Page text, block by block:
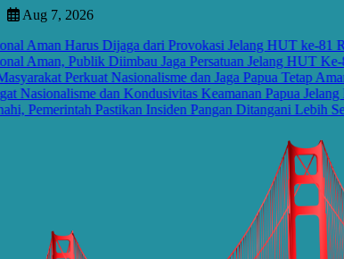
Skip
content
Aug 7, 2026
Aman Harus Dijaga dari Provokasi Jelang HUT ke-81 RI
Publik Diimbau Jaga Persatuan Jelang HUT Ke-81
Perkuat Nasionalisme dan Jaga Papua Tetap Aman
dan Kondusivitas Keamanan Papua Jelang
Pastikan Insiden Pangan Ditangani Lebih Serius